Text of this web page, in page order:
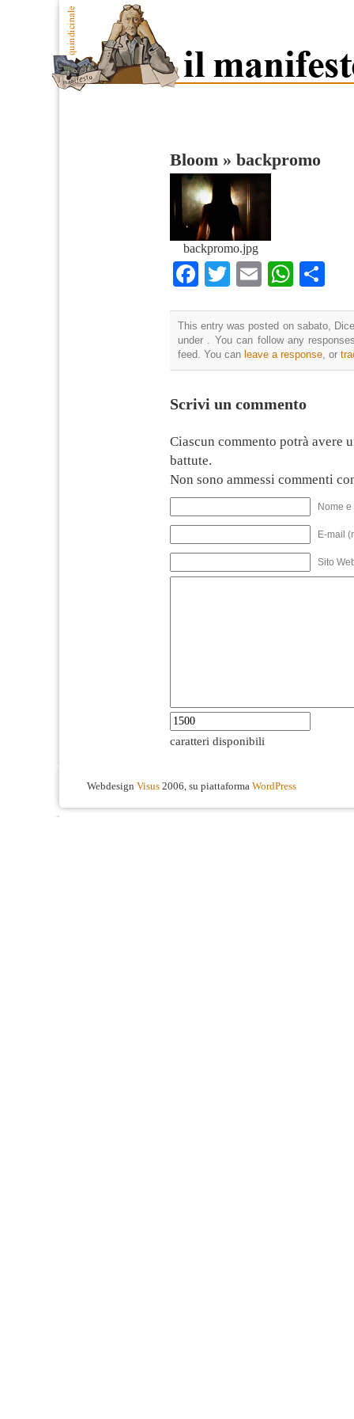
Bloom » backpromo
backpromo.jpg
Facebook
Twitter
Email
This entry was posted on sabato,
under . You can follow any
feed. You can leave a response , or
Scrivi un commento
Ciascun commento potrà avere
battute.
Non sono ammessi commenti
Nome
E-mail
Sito
caratteri disponibili
Webdesign Visus 2006, su piattaforma WordPress